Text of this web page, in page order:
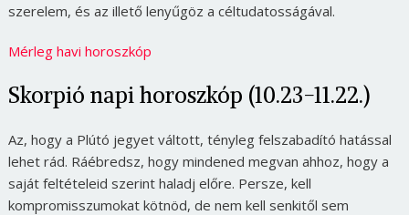
szerelem, és az illető lenyűgöz a céltudatosságával.
Mérleg havi horoszkóp
Skorpió napi horoszkóp (10.23-11.22.)
Az, hogy a Plútó jegyet váltott, tényleg felszabadító hatással
lehet rád. Ráébredsz, hogy mindened megvan ahhoz, hogy a
saját feltételeid szerint haladj előre. Persze, kell
kompromisszumokat kötnöd, de nem kell senkitől sem